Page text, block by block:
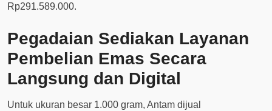
Rp291.589.000.
Pegadaian Sediakan Layanan
Pembelian Emas Secara
Langsung dan Digital
Untuk ukuran besar 1.000 gram, Antam dijual